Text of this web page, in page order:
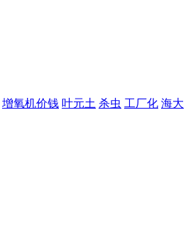
增氧机价钱 叶元土 杀虫 工厂化 海大